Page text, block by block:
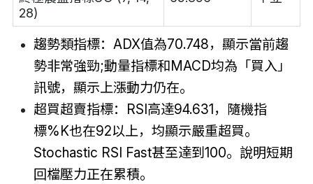
28)
趨勢類指標：ADX值為70.748，顯示當前趨
勢非常強勁;動量指標和MACD均為「買入」
訊號，顯示上漲動力仍在。
超買超賣指標：RSI高達94.631，隨機指
標%K也在92以上，均顯示嚴重超買。
Stochastic RSI Fast甚至達到100。說明短期
回檔壓力正在累積。